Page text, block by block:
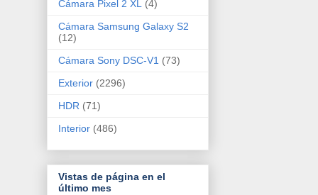
Cámara Pixel 2 XL
(4)
Cámara Samsung Galaxy S2
(12)
Cámara Sony DSC-V1 (73)
Exterior (2296)
HDR (71)
Interior (486)
Vistas de página en el
último mes